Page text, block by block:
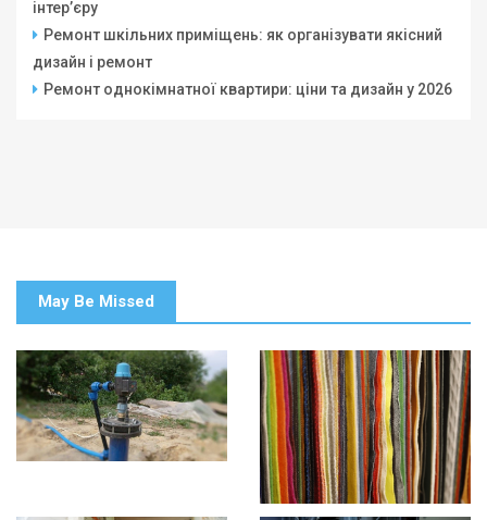
інтер’єру
Ремонт шкільних приміщень: як організувати якісний
дизайн і ремонт
Ремонт однокімнатної квартири: ціни та дизайн у 2026
May Be Missed